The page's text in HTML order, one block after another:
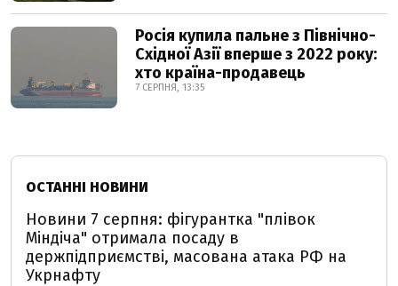
Росія купила пальне з Північно-
Східної Азії вперше з 2022 року:
хто країна-продавець
7 СЕРПНЯ, 13:35
ОСТАННІ НОВИНИ
Новини 7 серпня: фігурантка "плівок
Міндіча" отримала посаду в
держпідприємстві, масована атака РФ на
Укрнафту